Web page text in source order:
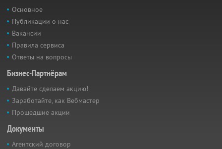
Основное
Публикации о нас
Вакансии
Правила сервиса
Ответы на вопросы
Бизнес-Партнёрам
Давайте сделаем акцию!
Заработайте, как Вебмастер
Прошедшие акции
Документы
Агентский договор